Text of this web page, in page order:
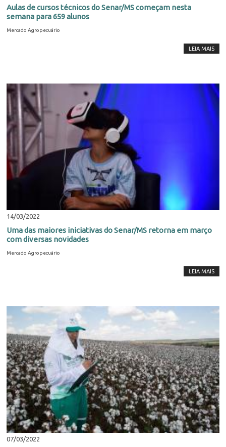
Aulas de cursos técnicos do Senar/MS começam nesta
semana para 659 alunos
Mercado Agropecuário
LEIA MAIS
14/03/2022
Uma das maiores iniciativas do Senar/MS retorna em março
com diversas novidades
Mercado Agropecuário
LEIA MAIS
07/03/2022